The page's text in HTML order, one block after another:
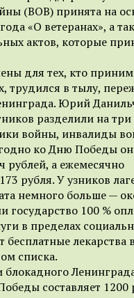
(ВОВ) принята на
«О ветеранах», а
актов, которые
для тех, кто
трудился в тылу,
Юрий
разделили на
войны, инвалиды
ко Дню Победы
рублей, а ежемесячно
рубля. У узников
немного больше —
государство 100 %
в пределах
лекарства
списка.
блокадного
составляет 1200